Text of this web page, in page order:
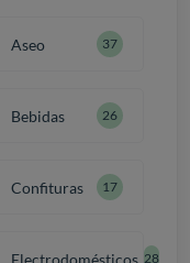
Aseo 37
Bebidas 26
Confituras 17
Electrodomésticos 28